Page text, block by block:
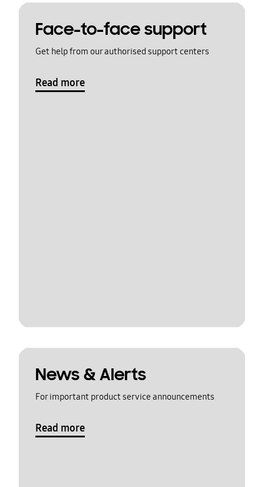
Face-to-face support
Get help from our authorised support centers
Read more
News & Alerts
For important product service announcements
Read more